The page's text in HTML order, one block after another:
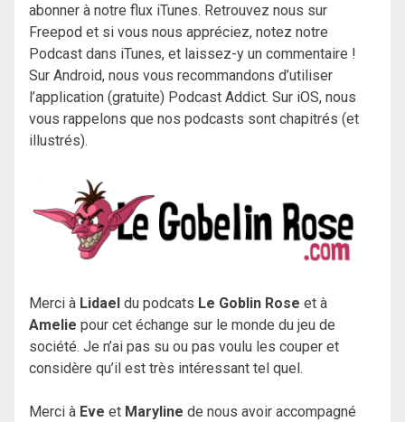
abonner à notre flux iTunes. Retrouvez nous sur
Freepod et si vous nous appréciez, notez notre
Podcast dans iTunes, et laissez-y un commentaire !
Sur Android, nous vous recommandons d’utiliser
l’application (gratuite) Podcast Addict. Sur iOS, nous
vous rappelons que nos podcasts sont chapitrés (et
illustrés).
Merci à Lidael du podcats Le Goblin Rose et à
Amelie pour cet échange sur le monde du jeu de
société. Je n’ai pas su ou pas voulu les couper et
considère qu’il est très intéressant tel quel.
Merci à Eve et Maryline de nous avoir accompagné